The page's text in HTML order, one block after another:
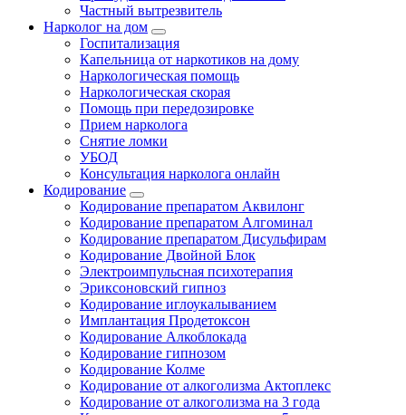
Частный вытрезвитель
Нарколог на дом
Госпитализация
Капельница от наркотиков на дому
Наркологическая помощь
Наркологическая скорая
Помощь при передозировке
Прием нарколога
Снятие ломки
УБОД
Консультация нарколога онлайн
Кодирование
Кодирование препаратом Аквилонг
Кодирование препаратом Алгоминал
Кодирование препаратом Дисульфирам
Кодирование Двойной Блок
Электроимпульсная психотерапия
Эриксоновский гипноз
Кодирование иглоукалыванием
Имплантация Продетоксон
Кодирование Алкоблокада
Кодирование гипнозом
Кодирование Колме
Кодирование от алкоголизма Актоплекс
Кодирование от алкоголизма на 3 года